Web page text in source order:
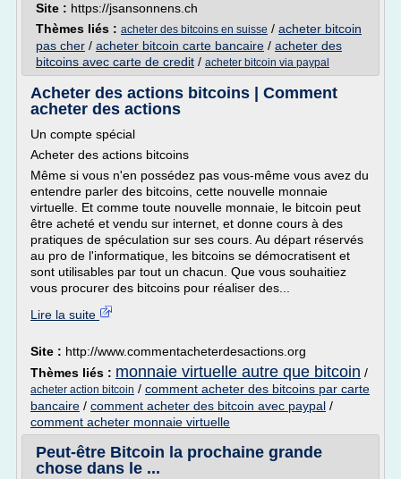
Site : https://jsansonnens.ch
Thèmes liés : acheter des bitcoins en suisse / acheter bitcoin
pas cher / acheter bitcoin carte bancaire / acheter des
bitcoins avec carte de credit / acheter bitcoin via paypal
Acheter des actions bitcoins | Comment
acheter des actions
Un compte spécial
Acheter des actions bitcoins
Même si vous n'en possédez pas vous-même vous avez du
entendre parler des bitcoins, cette nouvelle monnaie
virtuelle. Et comme toute nouvelle monnaie, le bitcoin peut
être acheté et vendu sur internet, et donne cours à des
pratiques de spéculation sur ses cours. Au départ réservés
au pro de l'informatique, les bitcoins se démocratisent et
sont utilisables par tout un chacun. Que vous souhaitiez
vous procurer des bitcoins pour réaliser des...
Lire la suite
Site : http://www.commentacheterdesactions.org
Thèmes liés : monnaie virtuelle autre que bitcoin /
acheter action bitcoin / comment acheter des bitcoins par carte
bancaire / comment acheter des bitcoin avec paypal /
comment acheter monnaie virtuelle
Peut-être Bitcoin la prochaine grande
chose dans le ...